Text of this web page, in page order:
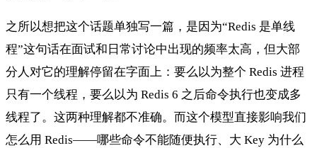
之所以想把这个话题单独写一篇，是因为“Redis 是单线
程”这句话在面试和日常讨论中出现的频率太高，但大部
分人对它的理解停留在字面上：要么以为整个 Redis 进程
只有一个线程，要么以为 Redis 6 之后命令执行也变成多
线程了。这两种理解都不准确。而这个模型直接影响我们
怎么用 Redis——哪些命令不能随便执行、大 Key 为什么